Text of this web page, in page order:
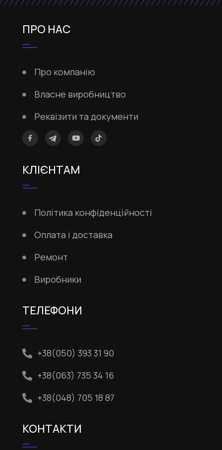
ПРО НАС
Про компанію
Власне виробництво
Реквізити та документи
КЛІЄНТАМ
Політика конфіденційності
Оплата і доставка
Ремонт
Виробники
ТЕЛЕФОНИ
+38(050) 393 31 90
+38(063) 735 34 16
+38(048) 705 18 87
КОНТАКТИ